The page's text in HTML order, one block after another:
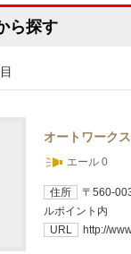
ら探す
オートワークス
エール 0
住所
〒560-
ルポイント内
URL
http://